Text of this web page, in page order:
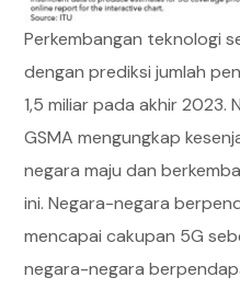
Perkembangan teknologi
dengan prediksi jumlah
1,5 miliar pada akhir 2023.
GSMA mengungkap
negara maju dan
ini. Negara-negara
mencapai cakupan 5G
negara-negara